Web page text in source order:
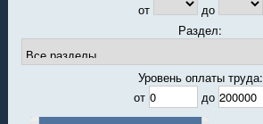
от
до
Раздел:
Уровень оплаты труда:
от
до